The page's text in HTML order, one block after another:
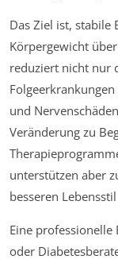
Das Ziel ist, stabile
Körpergewicht
reduziert nicht nur
und
Veränderung zu
unterstützen aber
besseren
Eine
oder